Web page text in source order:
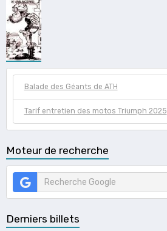
Balade des Géants de ATH
Tarif entretien des motos Triumph 2025
Moteur de recherche
Derniers billets